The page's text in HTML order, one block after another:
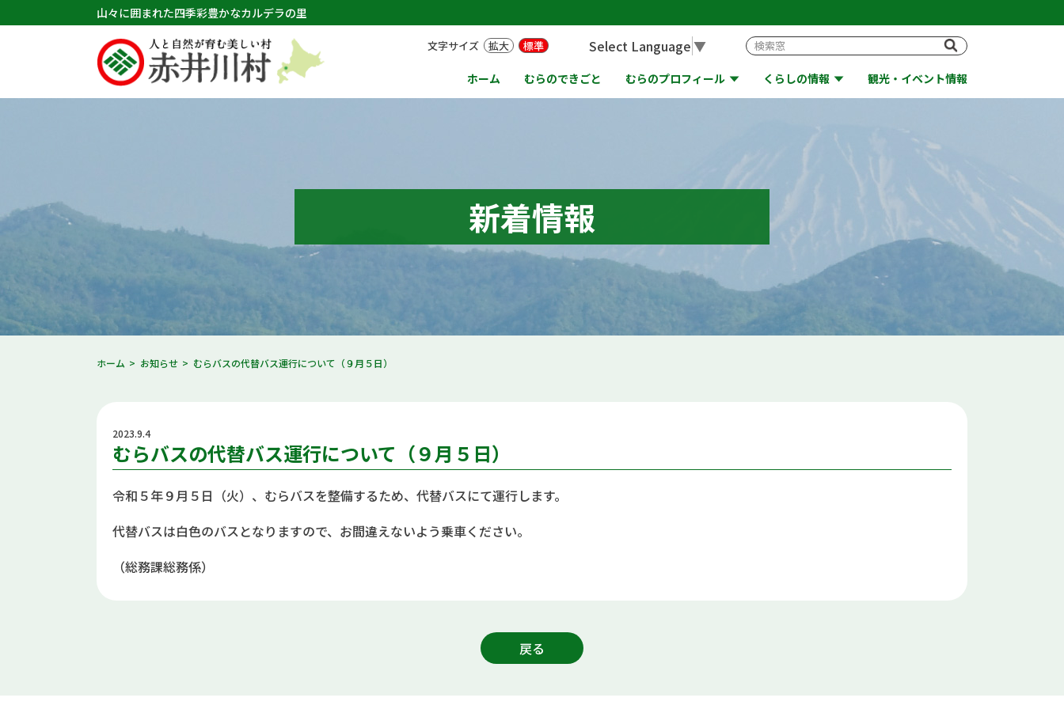
山々に囲まれた四季彩豊かなカルデラの里
ホーム むらのできごと むらのプロフィール くらしの情報 観光・イベント情報
文字サイズ 拡大 標準 Select Language▼
新着情報
ホーム お知らせ むらバスの代替バス運行について（９月５日）
2023.9.4
むらバスの代替バス運行について（９月５日）
令和５年９月５日（火）、むらバスを整備するため、代替バスにて運行します。
代替バスは白色のバスとなりますので、お間違えないよう乗車ください。
（総務課総務係）
戻る